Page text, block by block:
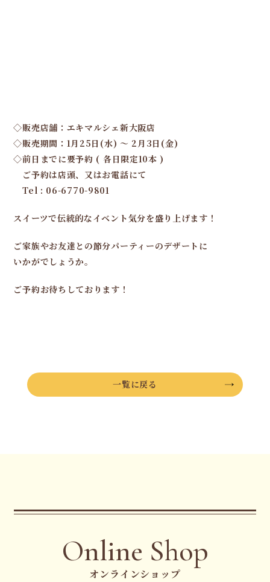
◇販売店舗：エキマルシェ新大阪店
◇販売期間：1月25日(水) 〜 2月3日(金)
◇前日までに要予約 ( 各日限定10本 )
ご予約は店頭、又はお電話にて
Tel : 06-6770-9801
スイーツで伝統的なイベント気分を盛り上げます！
ご家族やお友達との節分パーティーのデザートに
いかがでしょうか。
ご予約お待ちしております！
一覧に戻る
Online Shop
オンラインショップ